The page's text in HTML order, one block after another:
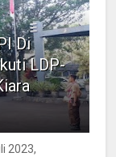
Di
LDP-
2023,